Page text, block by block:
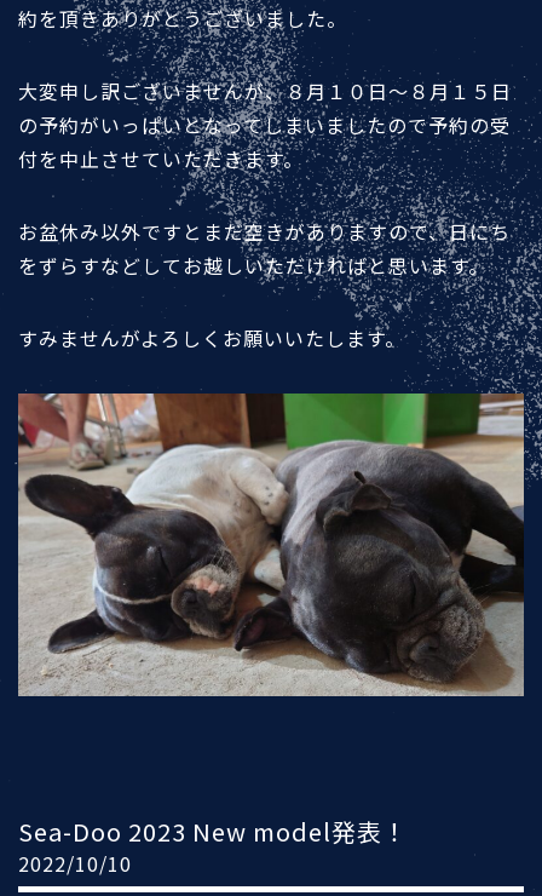
約を頂きありがとうございました。
大変申し訳ございませんが、８月１０日～８月１５日
の予約がいっぱいとなってしまいましたので予約の受
付を中止させていただきます。
お盆休み以外ですとまだ空きがありますので、日にち
をずらすなどしてお越しいただければと思います。
すみませんがよろしくお願いいたします。
Sea-Doo 2023 New model発表！
2022/10/10